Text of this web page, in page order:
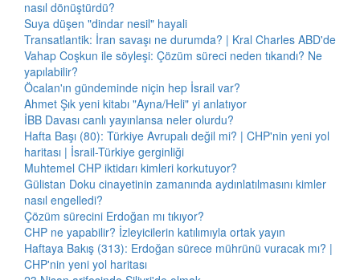
nasıl dönüştürdü?
Suya düşen "dindar nesil" hayali
Transatlantik: İran savaşı ne durumda? | Kral Charles ABD'de
Vahap Coşkun ile söyleşi: Çözüm süreci neden tıkandı? Ne
yapılabilir?
Öcalan'ın gündeminde niçin hep İsrail var?
Ahmet Şık yeni kitabı "Ayna/Heli" yi anlatıyor
İBB Davası canlı yayınlansa neler olurdu?
Hafta Başı (80): Türkiye Avrupalı değil mi? | CHP'nin yeni yol
haritası | İsrail-Türkiye gerginliği
Muhtemel CHP iktidarı kimleri korkutuyor?
Gülistan Doku cinayetinin zamanında aydınlatılmasını kimler
nasıl engelledi?
Çözüm sürecini Erdoğan mı tıkıyor?
CHP ne yapabilir? İzleyicilerin katılımıyla ortak yayın
Haftaya Bakış (313): Erdoğan sürece mührünü vuracak mı? |
CHP'nin yeni yol haritası